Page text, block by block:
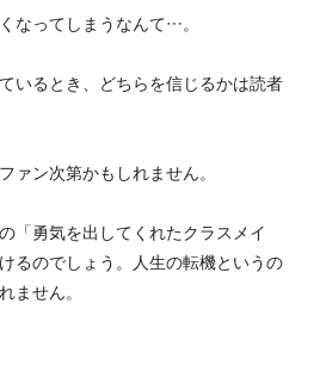
なってしまうなんて…。
いるとき、どちらを信じるかは読者
ァン次第かもしれません。
「勇気を出してくれたクラスメイ
るのでしょう。人生の転機というの
ません。